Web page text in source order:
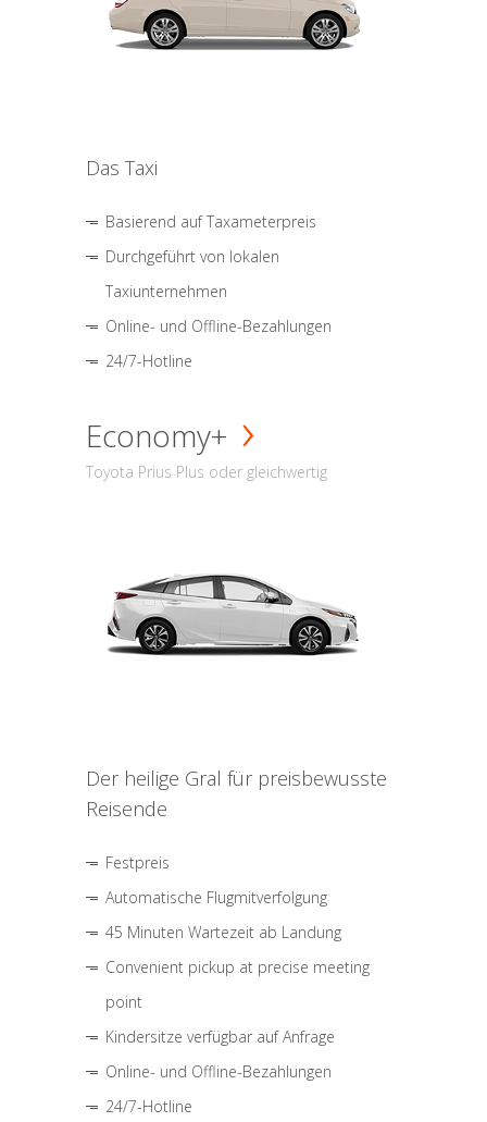
Das Taxi
Basierend auf Taxameterpreis
Durchgeführt von lokalen
Taxiunternehmen
Online- und Offline-Bezahlungen
24/7-Hotline
Economy+
Toyota Prius Plus oder gleichwertig
Der heilige Gral für preisbewusste
Reisende
Festpreis
Automatische Flugmitverfolgung
45 Minuten Wartezeit ab Landung
Convenient pickup at precise meeting
point
Kindersitze verfügbar auf Anfrage
Online- und Offline-Bezahlungen
24/7-Hotline